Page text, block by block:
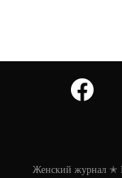
Женский журнал ✭